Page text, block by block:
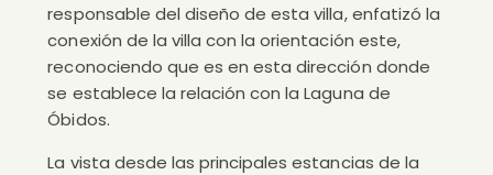
responsable del diseño de esta villa, enfatizó la
conexión de la villa con la orientación este,
reconociendo que es en esta dirección donde
se establece la relación con la Laguna de
Óbidos.
La vista desde las principales estancias de la